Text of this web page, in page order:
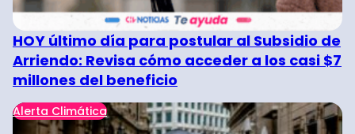
HOY último día para postular al Subsidio de
Arriendo: Revisa cómo acceder a los casi $7
millones del beneficio
Alerta Climática